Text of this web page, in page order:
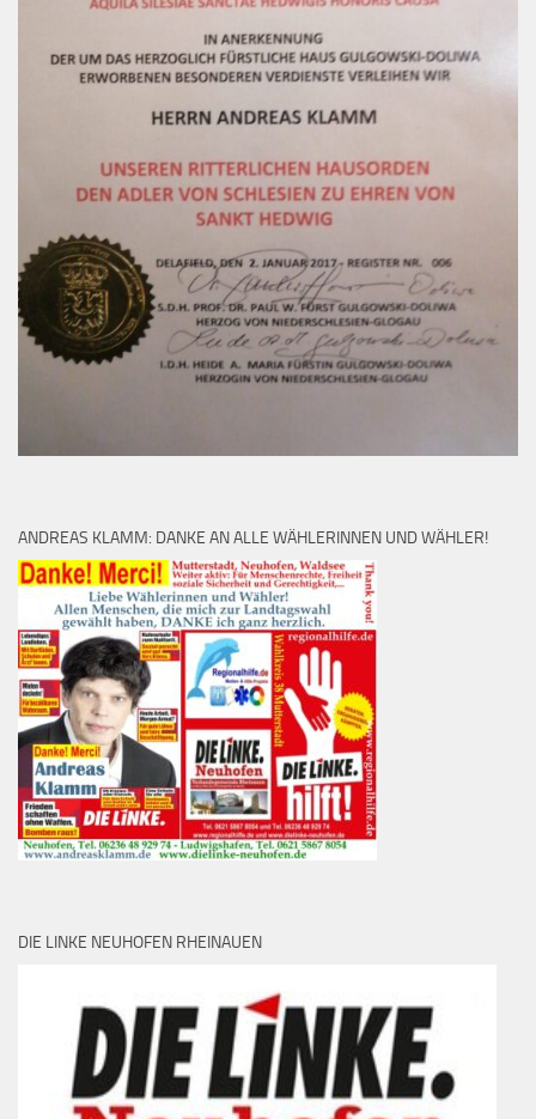
ANDREAS KLAMM: DANKE AN ALLE WÄHLERINNEN UND WÄHLER!
DIE LINKE NEUHOFEN RHEINAUEN